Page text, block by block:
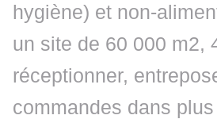
hygiène) et non-
un site de 60 000 m2,
réceptionner,
commandes dans